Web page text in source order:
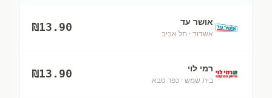
אושר עד
אשדוד · תל אביב
₪13.90
רמי לוי
בית שמש · כפר סבא
₪13.90